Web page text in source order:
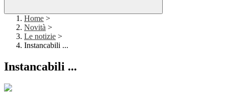
Home >
Novità >
Le notizie >
Instancabili ...
Instancabili ...